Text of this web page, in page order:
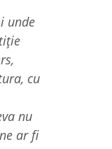
unde
cu
nu
ar fi